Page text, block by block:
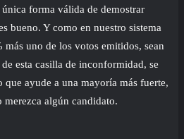
forma válida de demostrar
bueno. Y como en nuestro sistema
más uno de los votos emitidos, sean
esta casilla de inconformidad, se
ayude a una mayoría más fuerte,
merezca algún candidato.